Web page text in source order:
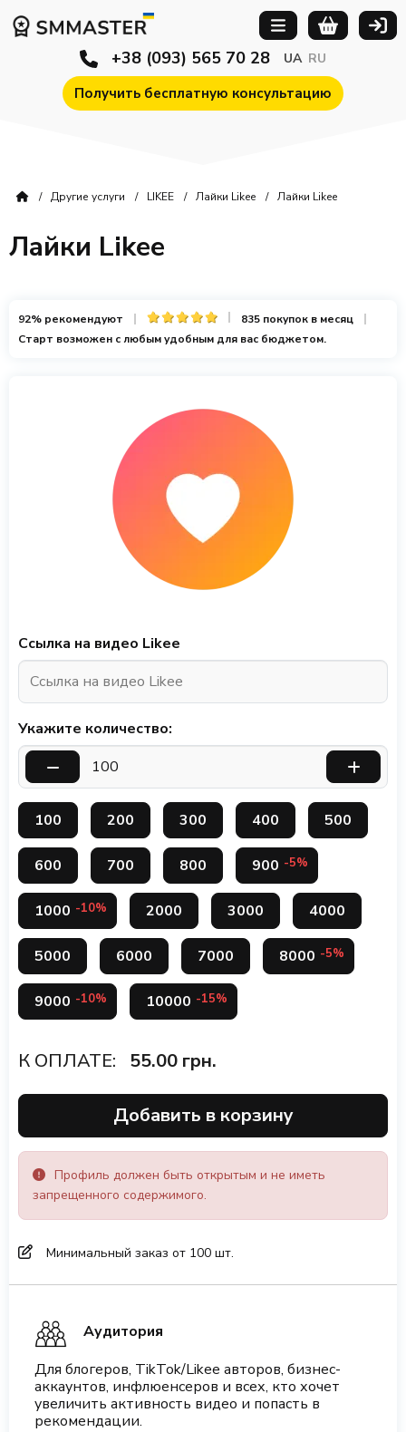
Получить бесплатную консультацию
+38 (093) 565 70 28 UA RU
Другие услуги LIKEE Лайки Likee Лайки Likee
Лайки Likee
92% рекомендуют
835 покупок в месяц
Старт возможен с любым удобным для вас бюджетом.
Ссылка на видео Likee
Укажите количество:
100 200 300 400 500
600 700 800 900 -5%
1000 -10% 2000 3000 4000
5000 6000 7000 8000 -5%
9000 -10% 10000 -15%
К ОПЛАТЕ: 55.00 грн.
Добавить в корзину
Профиль должен быть открытым и не иметь
запрещенного содержимого.
Минимальный заказ от 100 шт.
Аудитория
Для блогеров, TikTok/Likee авторов, бизнес-
аккаунтов, инфлюенсеров и всех, кто хочет
увеличить активность видео и попасть в
рекомендации.